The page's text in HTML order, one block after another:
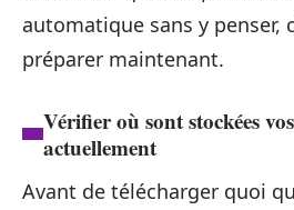
automatique sans y penser,
préparer maintenant.
Vérifier où sont stockées
actuellement
Avant de télécharger quoi